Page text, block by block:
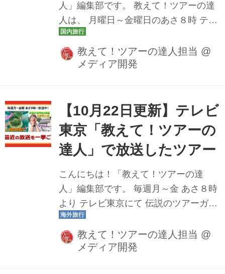
タン、アワビ、鮭はらこ飯 みちのく厳
選グルメと...
人」編集部です。 教えて！ツアーの達
人は、 月曜日～金曜日のあさ８時 テレ
ビ東京にて放送中です♪ 今週の放送スケ
ジュールをツアー情報とともにお届け
いたします。 どんなツアーが登場する
後半島の絶景！ 福井・海の京都を効率
よく巡る よくばりツアー ＞冬の味覚の
王様 タグ付き越前ガニ 越前若狭･丹後
半島3日間[11月6日 漁が解禁] 11月4日
所巡り 出雲大社・足立美術館・鳥取砂
丘ツアー ＞出雲大社にじっくり約3時間
滞在 足立美術館･鳥取砂丘2日間[番組
教えて！ツアーの達人担当 @
メディア開発
【10月22日更新】テレビ
東京「教えて！ツアーの
達人」で放送したツアー
こんにちは！「教えて！ツアーの達
人」編集部です。 毎週月～金 あさ８時
より テレビ東京にて 伝説のツアーガイ
ド 路子とともにイマ行くべき旅や楽し
み方をご案内しております！ 教えて！
ツアーの達人では、YouTube公式チャ
教えて！ツアーの達人担当 @
メディア開発